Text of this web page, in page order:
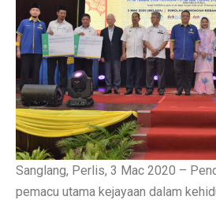
Sanglang, Perlis, 3 Mac 2020 –
pemacu utama kejayaan dalam